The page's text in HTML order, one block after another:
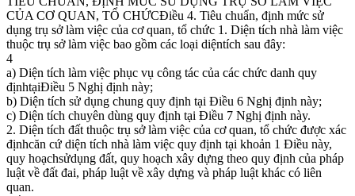
CỦA CƠ QUAN, TỔ CHỨCĐiều 4. Tiêu chuẩn, định mức sử
dụng trụ sở làm việc của cơ quan, tổ chức 1. Diện tích nhà làm việc
thuộc trụ sở làm việc bao gồm các loại diệntích sau đây:
4
a) Diện tích làm việc phục vụ công tác của các chức danh quy
địnhtạiĐiều 5 Nghị định này;
b) Diện tích sử dụng chung quy định tại Điều 6 Nghị định này;
c) Diện tích chuyên dùng quy định tại Điều 7 Nghị định này.
2. Diện tích đất thuộc trụ sở làm việc của cơ quan, tổ chức được xác
địnhcăn cứ diện tích nhà làm việc quy định tại khoản 1 Điều này,
quy hoạchsửdụng đất, quy hoạch xây dựng theo quy định của pháp
luật về đất đai, pháp luật về xây dựng và pháp luật khác có liên
quan.